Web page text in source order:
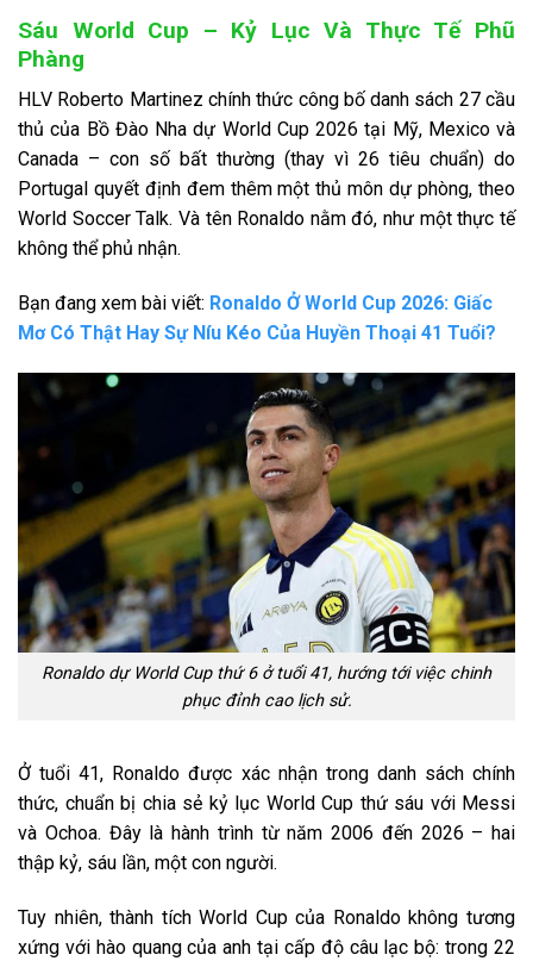
Sáu World Cup – Kỷ Lục Và Thực Tế Phũ
Phàng
HLV Roberto Martinez chính thức công bố danh sách 27 cầu
thủ của Bồ Đào Nha dự World Cup 2026 tại Mỹ, Mexico và
Canada – con số bất thường (thay vì 26 tiêu chuẩn) do
Portugal quyết định đem thêm một thủ môn dự phòng, theo
World Soccer Talk. Và tên Ronaldo nằm đó, như một thực tế
không thể phủ nhận.
Bạn đang xem bài viết: Ronaldo Ở World Cup 2026: Giấc
Mơ Có Thật Hay Sự Níu Kéo Của Huyền Thoại 41 Tuổi?
Ronaldo dự World Cup thứ 6 ở tuổi 41, hướng tới việc chinh
phục đỉnh cao lịch sử.
Ở tuổi 41, Ronaldo được xác nhận trong danh sách chính
thức, chuẩn bị chia sẻ kỷ lục World Cup thứ sáu với Messi
và Ochoa. Đây là hành trình từ năm 2006 đến 2026 – hai
thập kỷ, sáu lần, một con người.
Tuy nhiên, thành tích World Cup của Ronaldo không tương
xứng với hào quang của anh tại cấp độ câu lạc bộ: trong 22